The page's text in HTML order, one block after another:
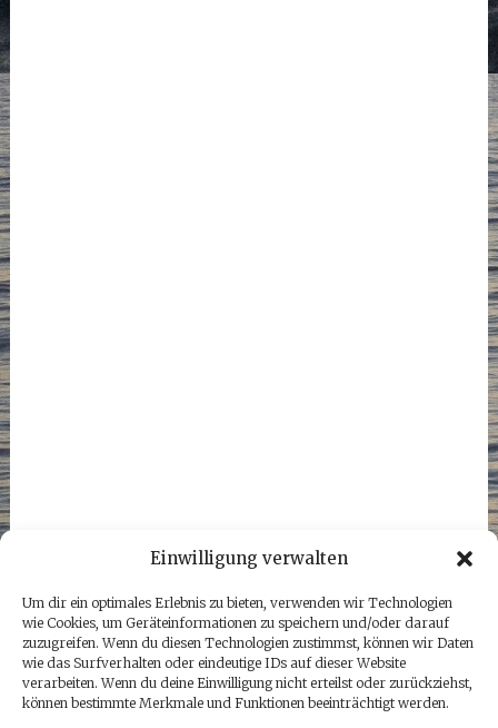
Einwilligung verwalten
Um dir ein optimales Erlebnis zu bieten, verwenden wir Technologien
wie Cookies, um Geräteinformationen zu speichern und/oder darauf
zuzugreifen. Wenn du diesen Technologien zustimmst, können wir Daten
wie das Surfverhalten oder eindeutige IDs auf dieser Website
verarbeiten. Wenn du deine Einwilligung nicht erteilst oder zurückziehst,
können bestimmte Merkmale und Funktionen beeinträchtigt werden.